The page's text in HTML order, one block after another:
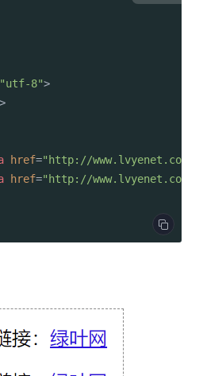
"utf-8">
>
href="http://www.lvyenet.com"
href="http://www.lvyenet.com"